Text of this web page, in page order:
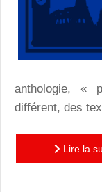
anthologie, «
différent, des
Lire la